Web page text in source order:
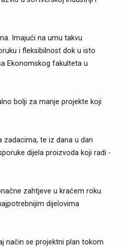
Imajući na umu takvu
i fleksibilnost dok u isto
Ekonomskog fakulteta u
bolji za manje projekte koji
te iz dana u dan
dijela proizvoda koji radi -
zahtjeve u kraćem roku.
dijelovima
način se projektni plan tokom